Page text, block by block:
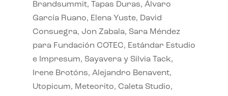
Brandsummit, Tapas Duras, Álvaro
García Ruano, Elena Yuste, David
Consuegra, Jon Zabala, Sara Méndez
para Fundación COTEC, Estándar Estudio
e Impresum, Sayavera y Silvia Tack,
Irene Brotóns, Alejandro Benavent,
Utopicum, Meteorito, Caleta Studio,